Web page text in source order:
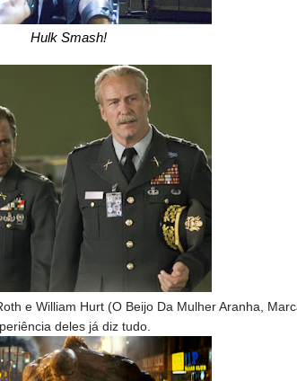
Hulk Smash!
e William Hurt (O Beijo Da Mulher Aranha,
deles já diz tudo.